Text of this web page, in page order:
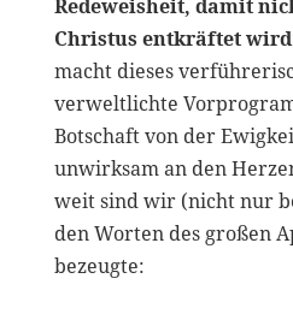
Redeweisheit, damit
Christus entkräftet
macht dieses
verweltlichte
Botschaft von der
unwirksam an den
weit sind wir (nicht nur
den Worten des großen
bezeugte: